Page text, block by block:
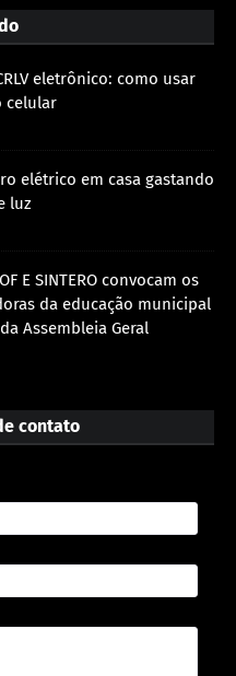
eletrônico: como usar
celular
elétrico em casa gastando
luz
E SINTERO convocam os
da educação municipal
Assembleia Geral
contato